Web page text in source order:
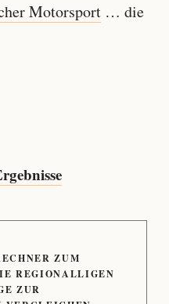
Motorsport… die
ZUM
REGIONALLIGEN
ZUR